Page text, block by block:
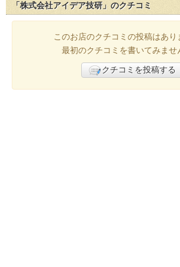
「株式会社アイデア技研」のクチコミ
このお店のクチコミの投稿はあり
最初のクチコミを書いてみませ
クチコミを投稿する